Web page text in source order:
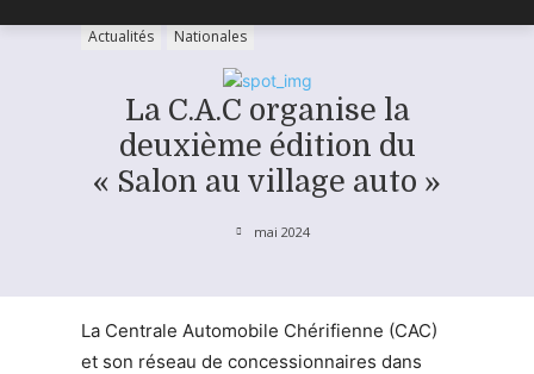
Actualités Nationales
La C.A.C organise la
deuxième édition du
« Salon au village auto »
mai 2024
La Centrale Automobile Chérifienne (CAC)
et son réseau de concessionnaires dans